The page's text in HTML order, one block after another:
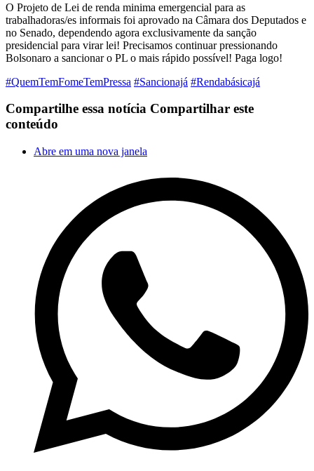
O Projeto de Lei de renda minima emergencial para as
trabalhadoras/es informais foi aprovado na Câmara dos Deputados e
no Senado, dependendo agora exclusivamente da sanção
presidencial para virar lei! Precisamos continuar pressionando
Bolsonaro a sancionar o PL o mais rápido possível! Paga logo!
#QuemTemFomeTemPressa #Sancionajá #Rendabásicajá
Compartilhe essa notícia Compartilhar este
conteúdo
Abre em uma nova janela